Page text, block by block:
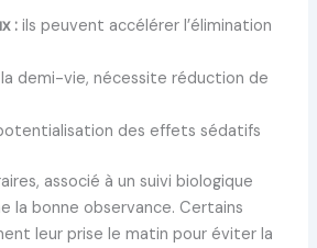
:ils peuvent accélérer l’élimination
demi-vie, nécessite réduction de
des effets sédatifs
associé à un suivi biologique
la bonne observance. Certains
leur prise le matin pour éviter la